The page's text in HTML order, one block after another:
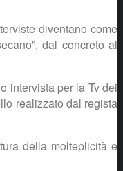
diventano come
dal concreto al
intervista per la Tv dei
realizzato dal regista
della molteplicità e